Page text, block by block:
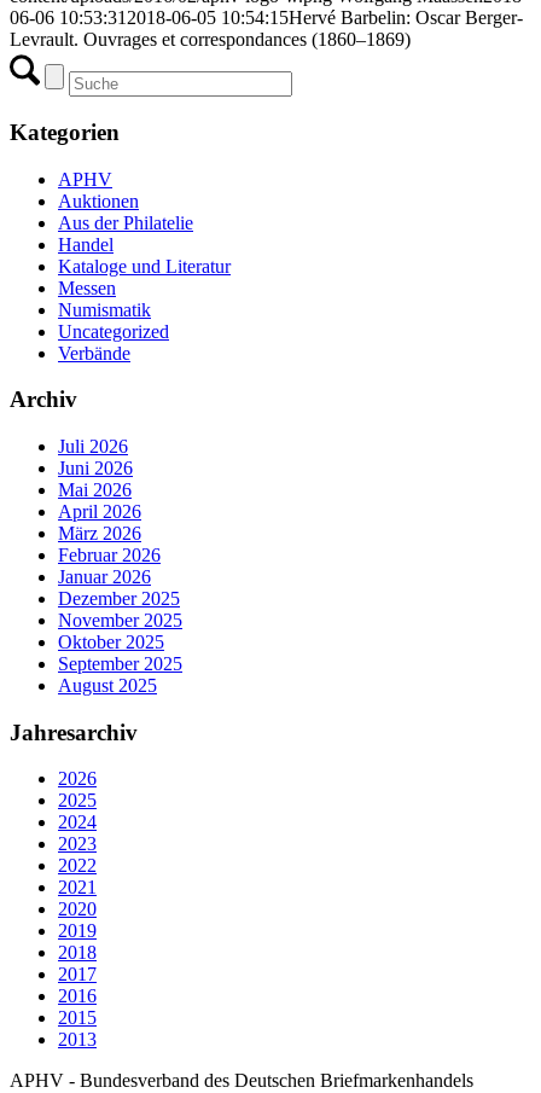
06-06 10:53:31 2018-06-05 10:54:15Hervé Barbelin: Oscar Berger-
Levrault. Ouvrages et correspondances (1860–1869)
Kategorien
APHV
Auktionen
Aus der Philatelie
Handel
Kataloge und Literatur
Messen
Numismatik
Uncategorized
Verbände
Archiv
Juli 2026
Juni 2026
Mai 2026
April 2026
März 2026
Februar 2026
Januar 2026
Dezember 2025
November 2025
Oktober 2025
September 2025
August 2025
Jahresarchiv
2026
2025
2024
2023
2022
2021
2020
2019
2018
2017
2016
2015
2013
APHV - Bundesverband des Deutschen Briefmarkenhandels